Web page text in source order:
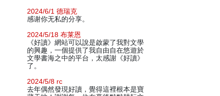
2024/6/1 德瑞克
感谢你无私的分享。
2024/5/18 布莱恩
《好讀》網站可以說是啟蒙了我對文學
的興趣，一個提供了我自由自在悠遊於
文學書海之中的平台，太感謝《好讀》
了。
2024/5/8 rc
去年偶然發現好讀，覺得這裡根本是寶